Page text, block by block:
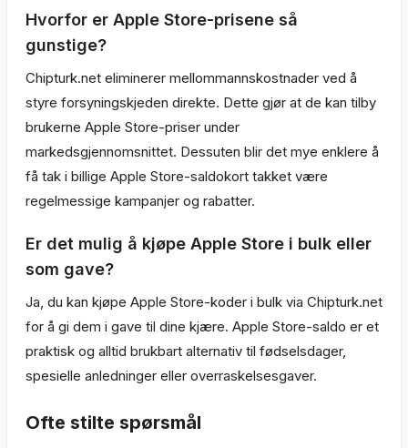
Hvorfor er Apple Store-prisene så
gunstige?
Chipturk.net eliminerer mellommannskostnader ved å
styre forsyningskjeden direkte. Dette gjør at de kan tilby
brukerne Apple Store-priser under
markedsgjennomsnittet. Dessuten blir det mye enklere å
få tak i billige Apple Store-saldokort takket være
regelmessige kampanjer og rabatter.
Er det mulig å kjøpe Apple Store i bulk eller
som gave?
Ja, du kan kjøpe Apple Store-koder i bulk via Chipturk.net
for å gi dem i gave til dine kjære. Apple Store-saldo er et
praktisk og alltid brukbart alternativ til fødselsdager,
spesielle anledninger eller overraskelsesgaver.
Ofte stilte spørsmål